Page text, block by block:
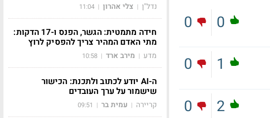
0
0
1
0
2
0
נדל"ן | צלי אהרון |
11:04
חידה מתמטית: הגשר, הפנס ו-17 הדקות:
מתי האדם המהיר צריך להפסיק לרוץ
מדע | מירב ארד |
10:58
ה-AI יודע לכתוב ולתכנת: הכישור
שישמור על ערך העובדים
קריירה | עמית בר |
09:51